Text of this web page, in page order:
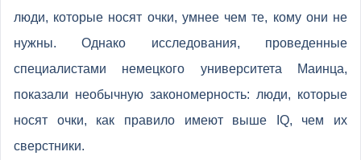
люди, которые носят очки, умнее чем те, кому они не
нужны. Однако исследования, проведенные
специалистами немецкого университета Маинца,
показали необычную закономерность: люди, которые
носят очки, как правило имеют выше IQ, чем их
сверстники.